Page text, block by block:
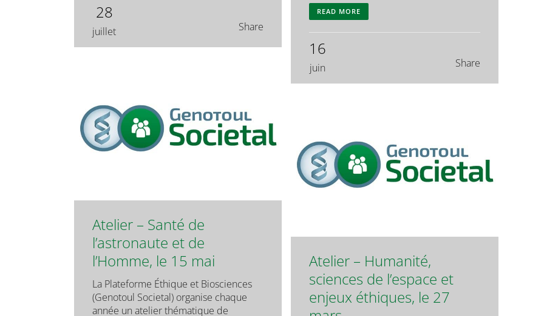
28
juillet Share
READ MORE
16
juin Share
Atelier – Santé de
l’astronaute et de
l’Homme, le 15 mai
La Plateforme Éthique et Biosciences
(Genotoul Societal) organise chaque
année un atelier thématique de
Atelier – Humanité,
sciences de l’espace et
enjeux éthiques, le 27